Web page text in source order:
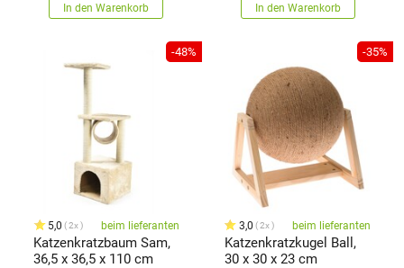
In den Warenkorb In den Warenkorb
-48%
5,0 2x beim lieferanten
Katzenkratzbaum Sam,
36,5 x 36,5 x 110 cm
-35%
3,0 2x beim lieferanten
Katzenkratzkugel Ball,
30 x 30 x 23 cm